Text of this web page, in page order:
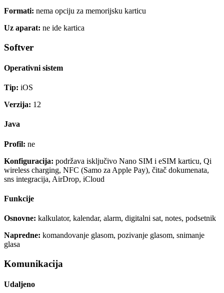
Formati: nema opciju za memorijsku karticu
Uz aparat: ne ide kartica
Softver
Operativni sistem
Tip: iOS
Verzija: 12
Java
Profil: ne
Konfiguracija: podržava isključivo Nano SIM i eSIM karticu, Qi
wireless charging, NFC (Samo za Apple Pay), čitač dokumenata,
sns integracija, AirDrop, iCloud
Funkcije
Osnovne: kalkulator, kalendar, alarm, digitalni sat, notes, podsetnik
Napredne: komandovanje glasom, pozivanje glasom, snimanje
glasa
Komunikacija
Udaljeno